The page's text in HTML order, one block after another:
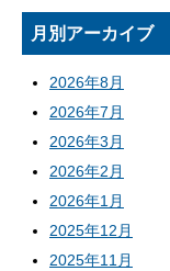
月別アーカイブ
2026年8月
2026年7月
2026年3月
2026年2月
2026年1月
2025年12月
2025年11月